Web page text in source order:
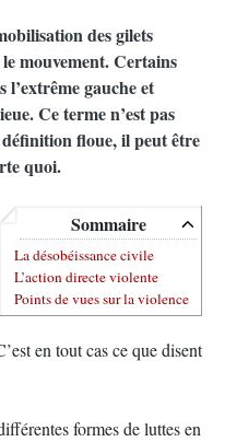
des gilets
mouvement. Certains
l’extrême gauche et
Ce terme n’est pas
définition floue, il peut être
quoi.
Sommaire
La désobéissance civile
L’action directe violente
Points de vues sur la violence
en tout cas ce que disent
formes de luttes en